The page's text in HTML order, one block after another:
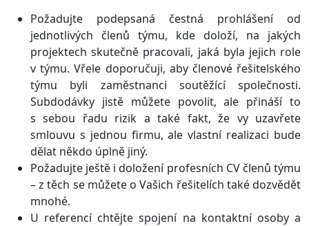
Požadujte podepsaná čestná prohlášení od
jednotlivých členů týmu, kde doloží, na jakých
projektech skutečně pracovali, jaká byla jejich role
v týmu. Vřele doporučuji, aby členové řešitelského
týmu byli zaměstnanci soutěžící společnosti.
Subdodávky jistě můžete povolit, ale přináší to
s sebou řadu rizik a také fakt, že vy uzavřete
smlouvu s jednou firmu, ale vlastní realizaci bude
dělat někdo úplně jiný.
Požadujte ještě i doložení profesních CV členů týmu
– z těch se můžete o Vašich řešitelích také dozvědět
mnohé.
U referencí chtějte spojení na kontaktní osoby a